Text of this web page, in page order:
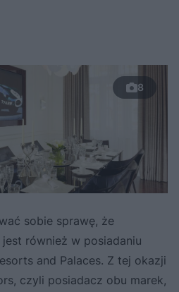
8
sobie sprawę, że
również w posiadaniu
and Palaces. Z tej okazji
czyli posiadacz obu marek,